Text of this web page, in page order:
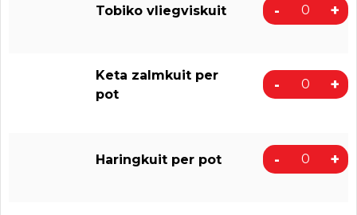
Tobiko vliegviskuit - +
Keta zalmkuit per
pot
- +
Haringkuit per pot - +